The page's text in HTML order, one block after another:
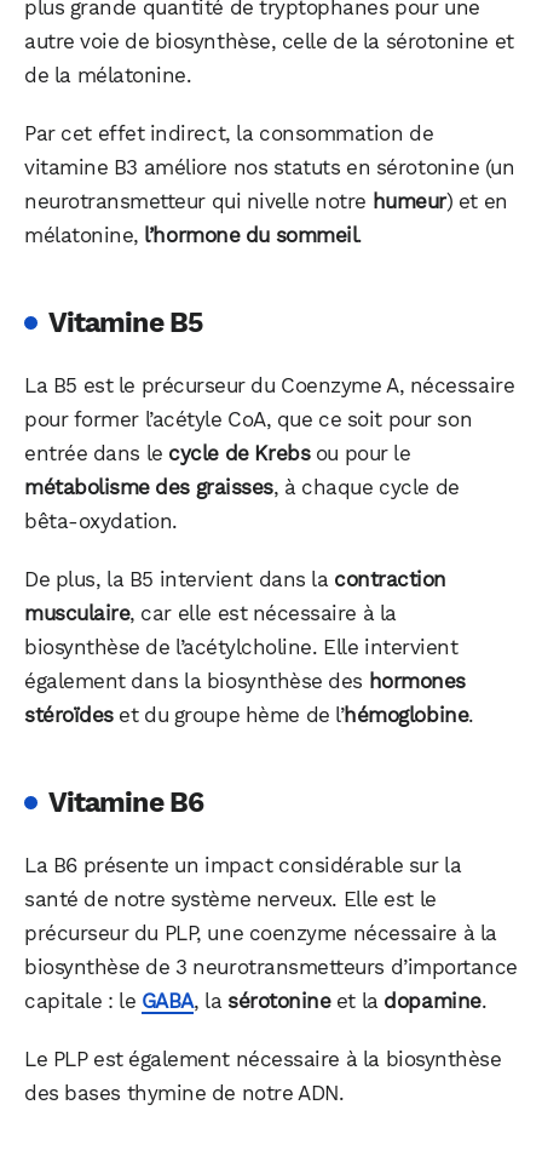
plus grande quantité de tryptophanes pour une
autre voie de biosynthèse, celle de la sérotonine et
de la mélatonine.
Par cet effet indirect, la consommation de
vitamine B3 améliore nos statuts en sérotonine (un
neurotransmetteur qui nivelle notre humeur) et en
mélatonine, l’hormone du sommeil.
Vitamine B5
La B5 est le précurseur du Coenzyme A, nécessaire
pour former l’acétyle CoA, que ce soit pour son
entrée dans le cycle de Krebsou pour le
métabolisme des graisses, à chaque cycle de
bêta-oxydation.
De plus, la B5 intervient dans la contraction
musculaire, car elle est nécessaire à la
biosynthèse de l’acétylcholine. Elle intervient
également dans la biosynthèse des hormones
stéroïdeset du groupe hème de l’hémoglobine.
Vitamine B6
La B6 présente un impact considérable sur la
santé de notre système nerveux. Elle est le
précurseur du PLP, une coenzyme nécessaire à la
biosynthèse de 3 neurotransmetteurs d’importance
capitale : le GABA, la sérotonineet la dopamine.
Le PLP est également nécessaire à la biosynthèse
des bases thymine de notre ADN.
Facebook X LinkedIn